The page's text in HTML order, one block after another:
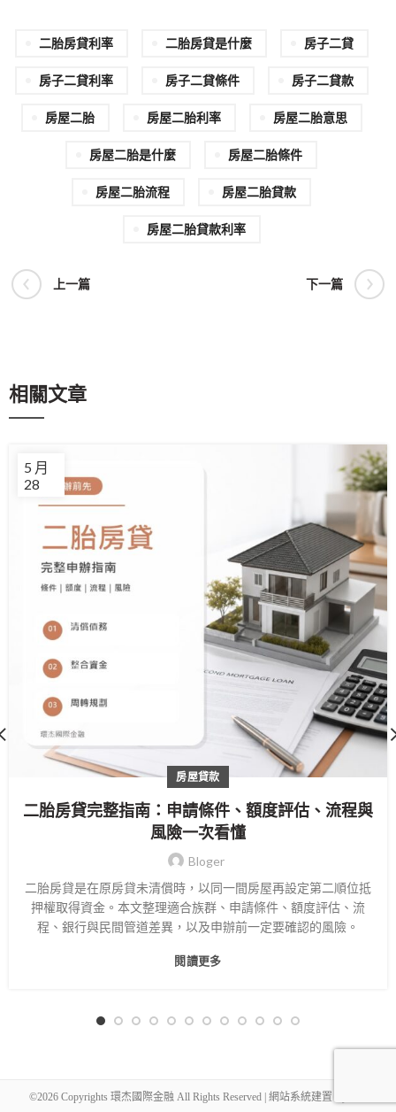
二胎房貸利率 二胎房貸是什麼 房子二貸
房子二貸利率 房子二貸條件 房子二貸款
房屋二胎 房屋二胎利率 房屋二胎意思
房屋二胎是什麼 房屋二胎條件
房屋二胎流程 房屋二胎貸款
房屋二胎貸款利率
上一篇 下一篇
相關文章
28
5 月
房屋貸款
二胎房貸完整指南：申請條件、額度評估、流程與
風險一次看懂
Bloger
二胎房貸是在原房貸未清償時，以同一間房屋再設定第二順位抵
押權取得資金。本文整理適合族群、申請條件、額度評估、流
程、銀行與民間管道差異，以及申辦前一定要確認的風險。
閱讀更多
©2026 Copyrights 環杰國際金融 All Rights Reserved | 網站系統建置 By